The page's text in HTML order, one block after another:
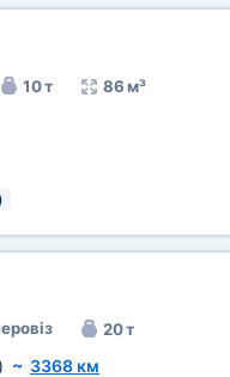
10 т 86 м³
20 т
~ 3368 км